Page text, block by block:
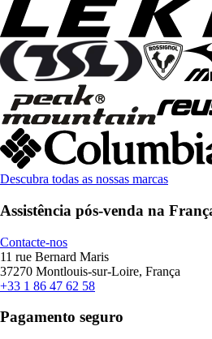
Descubra todas as nossas marcas
Assistência pós-venda na
Contacte-nos
11 rue Bernard Maris
37270 Montlouis-sur-Loire, França
+33 1 86 47 62 58
Pagamento seguro